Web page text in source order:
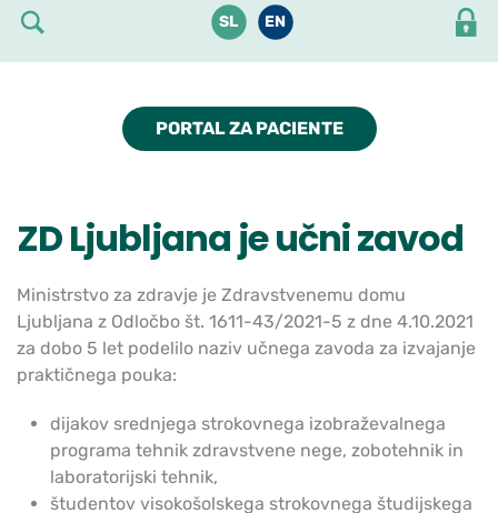
SL EN
PORTAL ZA PACIENTE
ZD Ljubljana je učni zavod
Ministrstvo za zdravje je Zdravstvenemu domu
Ljubljana z Odločbo št. 1611-43/2021-5 z dne 4.10.2021
za dobo 5 let podelilo naziv učnega zavoda za izvajanje
praktičnega pouka:
dijakov srednjega strokovnega izobraževalnega
programa tehnik zdravstvene nege, zobotehnik in
laboratorijski tehnik,
študentov visokošolskega strokovnega študijskega